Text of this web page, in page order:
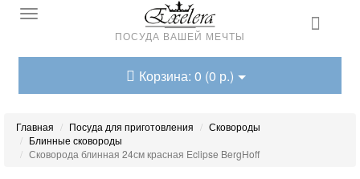
ПОСУДА ВАШЕЙ МЕЧТЫ
Корзина: 0 (0 р.)
Главная Посуда для приготовления
Сковороды
Блинные сковороды
Сковорода блинная 24см красная Eclipse BergHoff